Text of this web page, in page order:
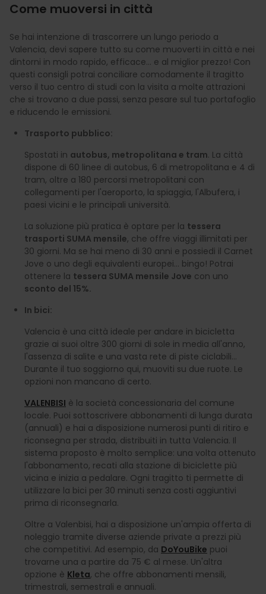
Come muoversi in città
Se hai intenzione di trascorrere un lungo periodo a
Valencia, devi sapere tutto su come muoverti in città e nei
dintorni in modo rapido, efficace… e al miglior prezzo! Con
questi consigli potrai conciliare comodamente il tragitto
verso il tuo centro di studi con la visita a molte attrazioni
che si trovano a due passi, senza pesare sul tuo portafoglio
e riducendo le emissioni.
Trasporto pubblico:
Spostati in autobus, metropolitana e tram. La città
dispone di 60 linee di autobus, 6 di metropolitana e 4 di
tram, oltre a 180 percorsi metropolitani con
collegamenti per l'aeroporto, la spiaggia, l'Albufera, i
paesi vicini e le principali università.
La soluzione più pratica è optare per la tessera
trasporti SUMA mensile, che offre viaggi illimitati per
30 giorni. Ma se hai meno di 30 anni e possiedi il Carnet
Jove o uno degli equivalenti europei… bingo! Potrai
ottenere la tessera SUMA mensile Jove con uno
sconto del 15%.
In bici:
Valencia è una città ideale per andare in bicicletta
grazie ai suoi oltre 300 giorni di sole in media all'anno,
l'assenza di salite e una vasta rete di piste ciclabili…
Durante il tuo soggiorno qui, muoviti su due ruote. Le
opzioni non mancano di certo.
VALENBISI è la società concessionaria del comune
locale. Puoi sottoscrivere abbonamenti di lunga durata
(annuali) e hai a disposizione numerosi punti di ritiro e
riconsegna per strada, distribuiti in tutta Valencia. Il
sistema proposto è molto semplice: una volta ottenuto
l'abbonamento, recati alla stazione di biciclette più
vicina e inizia a pedalare. Ogni tragitto ti permette di
utilizzare la bici per 30 minuti senza costi aggiuntivi
prima di riconsegnarla.
Oltre a Valenbisi, hai a disposizione un'ampia offerta di
noleggio tramite diverse aziende private a prezzi più
che competitivi. Ad esempio, da DoYouBike puoi
trovarne una a partire da 75 € al mese. Un'altra
opzione è Kleta, che offre abbonamenti mensili,
trimestrali, semestrali e annuali.